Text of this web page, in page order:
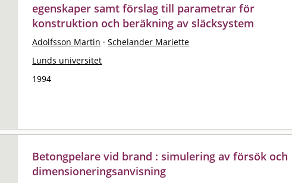
egenskaper samt förslag till parametrar för
konstruktion och beräkning av släcksystem
Adolfsson Martin · Schelander Mariette
Lunds universitet
1994
Betongpelare vid brand : simulering av försök och
dimensioneringsanvisning